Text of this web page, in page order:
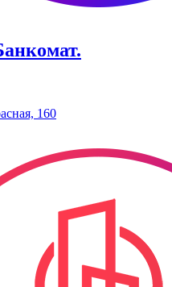
160